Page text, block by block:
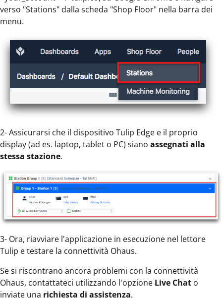
verso "Stations" dalla scheda "Shop Floor" nella barra dei
menu.
2- Assicurarsi che il dispositivo Tulip Edge e il proprio
display (ad es. laptop, tablet o PC) siano assegnati alla
stessa stazione.
3- Ora, riavviare l'applicazione in esecuzione nel lettore
Tulip e testare la connettività Ohaus.
Se si riscontrano ancora problemi con la connettività
Ohaus, contattateci utilizzando l'opzione Live Chat o
inviate una richiesta di assistenza.